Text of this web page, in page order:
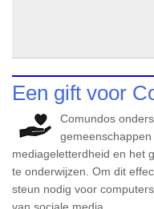
Een gift voor
Comundos
mediageletterdheid en het
te onderwijzen. Om dit
steun nodig voor
van sociale media.